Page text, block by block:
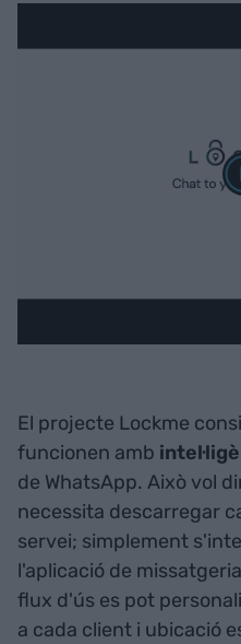
El projecte Lockme
funcionen amb
de WhatsApp. Això vol
necessita descarregar
servei; simplement
l'aplicació de
flux d'ús es pot
a cada client i ubicació